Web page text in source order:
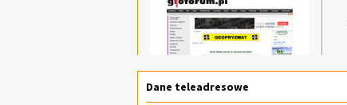
Dane teleadresowe